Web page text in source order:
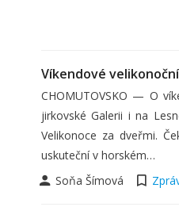
Víkendové
CHOMUTOVSKO — O
jirkovské Galerii i na
Velikonoce za dveřmi.
uskuteční v horském…
Soňa Šímová